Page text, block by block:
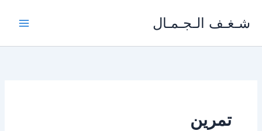
شـغـف الـجـمـال
تمرين